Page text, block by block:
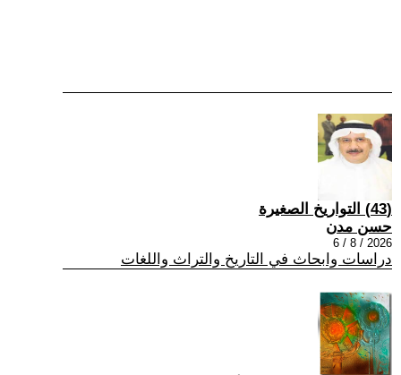
(43) التواريخ الصغيرة
حسن مدن
2026 / 8 / 6
دراسات وابحاث في التاريخ والتراث واللغات